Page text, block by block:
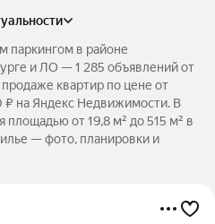
паркингом в районе
и ЛО — 1 285 объявлений от
квартир по цене от
на Яндекс Недвижимости. В
от 19,8 м² до 515 м² в
— фото, планировки и